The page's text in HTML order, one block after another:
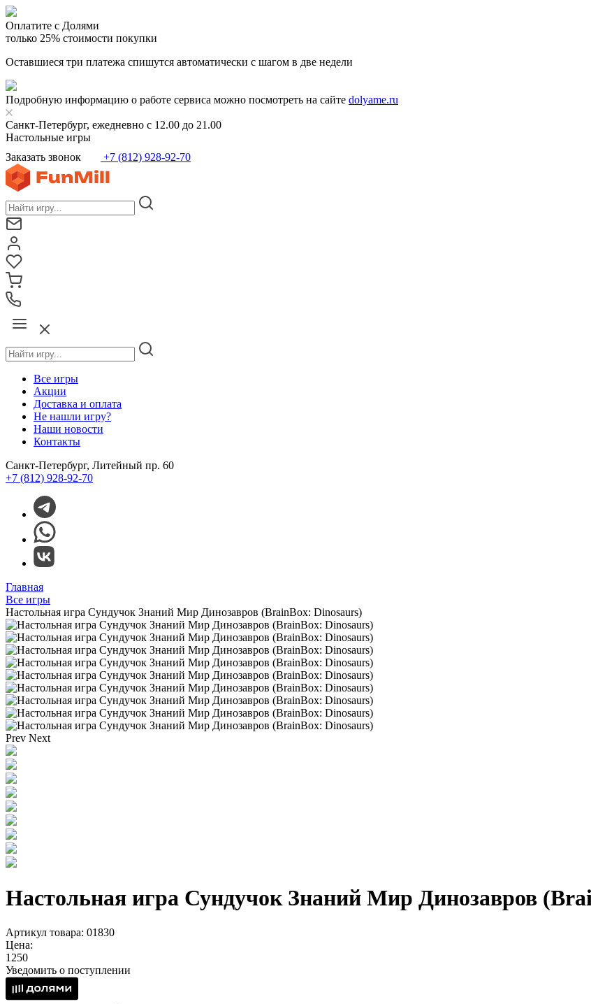
Оплатите с Долями
только 25% стоимости покупки
Оставшиеся три платежа спишутся автоматически с шагом в две недели
Подробную информацию о работе сервиса можно посмотреть на сайте dolyame.ru
Санкт-Петербург, ежедневно с 12.00 до 21.00
Настольные игры
Заказать звонок
+7 (812) 928-92-70
Все игры
Акции
Доставка и оплата
Не нашли игру?
Наши новости
Контакты
Санкт-Петербург, Литейный пр. 60
+7 (812) 928-92-70
Главная
Все игры
Настольная игра Сундучок Знаний Мир Динозавров (BrainBox: Dinosaurs)
Prev Next
Настольная игра Сундучок Знаний Мир Динозавров
Артикул товара: 01830
Цена:
1250
Уведомить о поступлении